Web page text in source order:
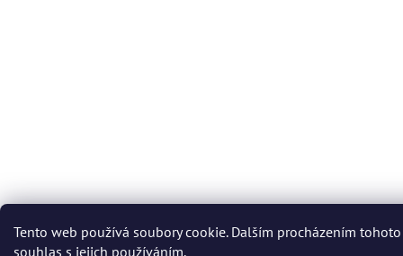
Tento web používá soubory cookie. Dalším procházením
souhlas s jejich používáním.